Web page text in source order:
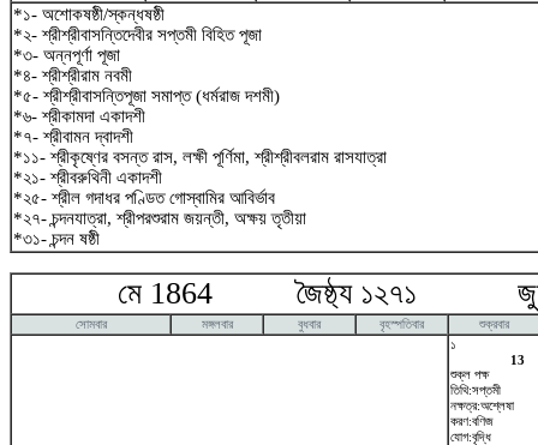
*১- অশোকষষ্ঠী/স্কন্ধষষ্ঠী
*২- শ্রীশ্রীবাসন্তিদেবীর সপ্তমী বিহিত পূজা
*৩- অন্নপূর্ণা পূজা
*৪- শ্রীশ্রীরাম নবমী
*৫- শ্রীশ্রীবাসন্তিপূজা সমাপ্ত (ধর্মরাজ দশমী)
*৬- শ্রীকামদা একাদশী
*৭- শ্রীবামন দ্বাদশী
*১১- শ্রীকৃষ্ণের বসন্ত রাস, লক্ষী পূর্ণিমা, শ্রীশ্রীবলরাম রাসযাত্রা
*২১- শ্রীবরুথিনী একাদশী
*২৫- শ্রীল গদাধর পণ্ডিত গোস্বামির আবির্ভাব
*২৭- চন্দনযাত্রা, শ্রীপরশুরাম জয়ন্তী, অক্ষয় তৃতীয়া
*৩১- চন্দন ষষ্ঠী
মে 1864 জৈষ্ঠ্য ১২৭১ জুন
সোমবার মঙ্গলবার বুধবার বৃহস্পতিবার
শুক্রবার
১
13
শুক্ল পক্ষ
তিথি:সপ্তমী
নক্ষত্র:অশ্লেষা
করণ:বণিজ
যোগ:বৃদ্ধি